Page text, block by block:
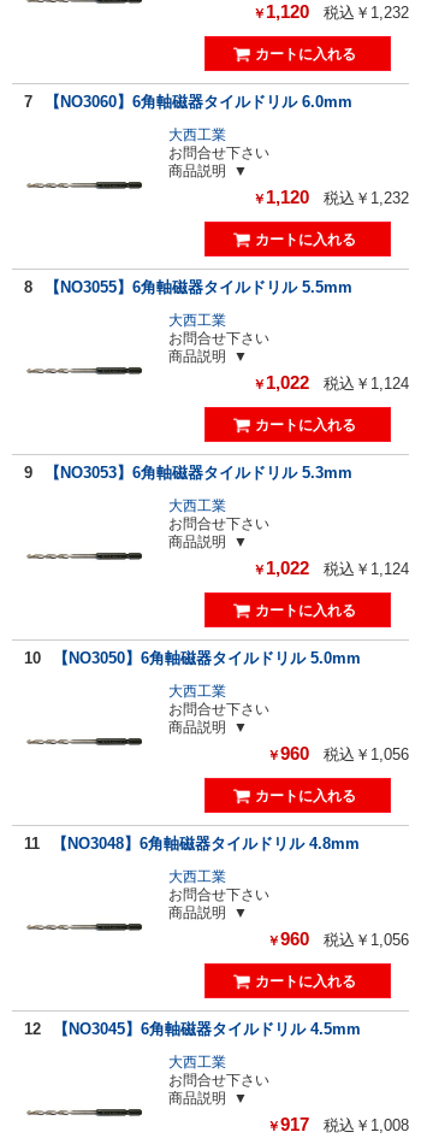
￥ 1,120 税込￥1,232
7 【NO3060】6角軸磁器タイルドリル 6.0mm
大西工業
お問合せ下さい
商品説明
￥ 1,120 税込￥1,232
8 【NO3055】6角軸磁器タイルドリル 5.5mm
大西工業
お問合せ下さい
商品説明
￥ 1,022 税込￥1,124
9 【NO3053】6角軸磁器タイルドリル 5.3mm
大西工業
お問合せ下さい
商品説明
￥ 1,022 税込￥1,124
10 【NO3050】6角軸磁器タイルドリル 5.0mm
大西工業
お問合せ下さい
商品説明
￥960 税込￥1,056
11 【NO3048】6角軸磁器タイルドリル 4.8mm
大西工業
お問合せ下さい
商品説明
￥960 税込￥1,056
12 【NO3045】6角軸磁器タイルドリル 4.5mm
大西工業
お問合せ下さい
商品説明
￥917 税込￥1,008